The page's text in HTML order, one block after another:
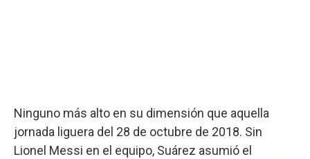
Ninguno más alto en su dimensión que aquella
jornada liguera del 28 de octubre de 2018. Sin
Lionel Messi en el equipo, Suárez asumió el